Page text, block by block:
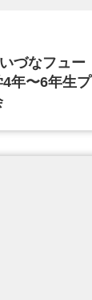
づなフュー
年〜6年生プ